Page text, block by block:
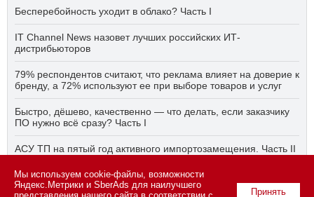
Бесперебойность уходит в облако? Часть I
IT Channel News назовет лучших российских ИТ-
дистрибьюторов
79% респондентов считают, что реклама влияет на доверие к
бренду, а 72% используют ее при выборе товаров и услуг
Быстро, дёшево, качественно — что делать, если заказчику
ПО нужно всё сразу? Часть I
АСУ ТП на пятый год активного импортозамещения. Часть II
Бесперебойность уходит в облако? Часть II
Принять
Мы используем cookie-файлы, возможности
Яндекс.Метрики и SberAds для наилучшего